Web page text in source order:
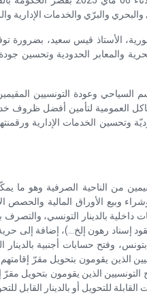
والبرّي والخدمات الإدارية
الأستاذ قيس سعيد، بضرورة
والمعابر الحدودية وتحسين
السياحي وعودة التونسيين
العمومية لتأمين أفضل ظروف
وتحسين الخدمات الإدارية
من الناحية الصرفية وهو ما
وشراء وبيع الأوراق المالية والحصص
داخلية بالدينار التونسي،
إسناد رهون إلخ...)، إضافة إلى حرية
وفتح حسابات أجنبية بالدينار
الذين يقومون بتحويل مقرّ
الذين يقومون بتحويل
للتحويل أو بالدينار القابل